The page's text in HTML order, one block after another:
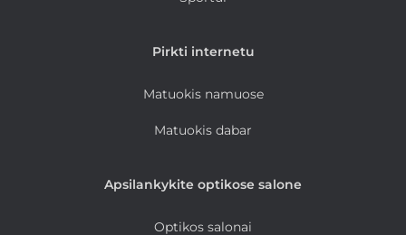
Pirkti internetu
Matuokis namuose
Matuokis dabar
Apsilankykite optikose salone
Optikos salonai